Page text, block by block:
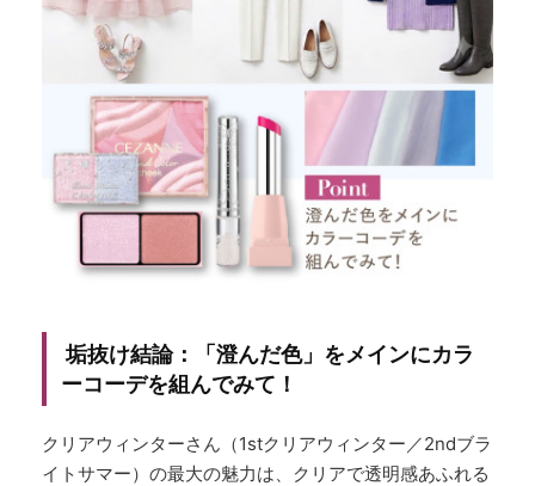
垢抜け結論：「澄んだ色」をメインにカラ
ーコーデを組んでみて！
クリアウィンターさん（1stクリアウィンター／2ndブラ
イトサマー）の最大の魅力は、クリアで透明感あふれる